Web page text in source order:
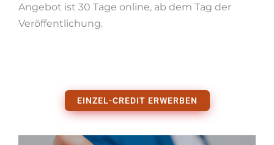
Angebot ist 30 Tage online, ab dem Tag der
Veröffentlichung.
EINZEL-CREDIT ERWERBEN